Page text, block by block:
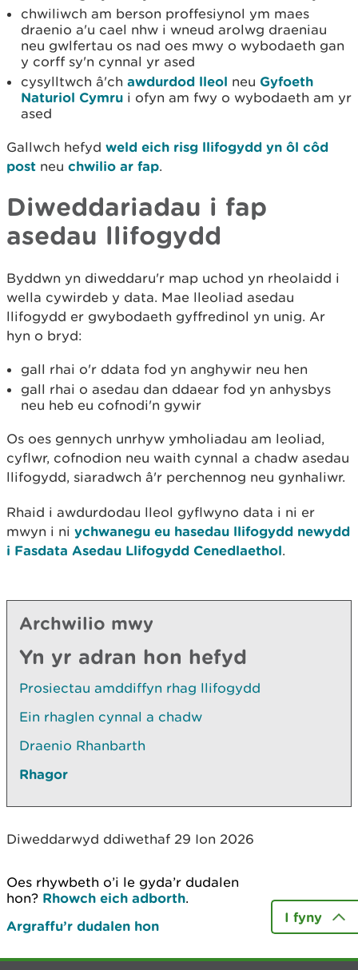
chwiliwch am berson proffesiynol ym maes
draenio a'u cael nhw i wneud arolwg draeniau
neu gwlfertau os nad oes mwy o wybodaeth gan
y corff sy'n cynnal yr ased
cysylltwch â'ch awdurdod lleol neu Gyfoeth
Naturiol Cymru i ofyn am fwy o wybodaeth am yr
ased
Gallwch hefyd weld eich risg llifogydd yn ôl côd
post neu chwilio ar fap.
Diweddariadau i fap
asedau llifogydd
Byddwn yn diweddaru'r map uchod yn rheolaidd i
wella cywirdeb y data. Mae lleoliad asedau
llifogydd er gwybodaeth gyffredinol yn unig. Ar
hyn o bryd:
gall rhai o'r ddata fod yn anghywir neu hen
gall rhai o asedau dan ddaear fod yn anhysbys
neu heb eu cofnodi'n gywir
Os oes gennych unrhyw ymholiadau am leoliad,
cyflwr, cofnodion neu waith cynnal a chadw asedau
llifogydd, siaradwch â'r perchennog neu gynhaliwr.
Rhaid i awdurdodau lleol gyflwyno data i ni er
mwyn i ni ychwanegu eu hasedau llifogydd newydd
i Fasdata Asedau Llifogydd Cenedlaethol.
Archwilio mwy
Yn yr adran hon hefyd
Prosiectau amddiffyn rhag llifogydd
Ein rhaglen cynnal a chadw
Draenio Rhanbarth
Rhagor
Diweddarwyd ddiwethaf 29 Ion 2026
Oes rhywbeth o’i le gyda’r dudalen
hon? Rhowch eich adborth.
Argraffu’r dudalen hon
I fyny